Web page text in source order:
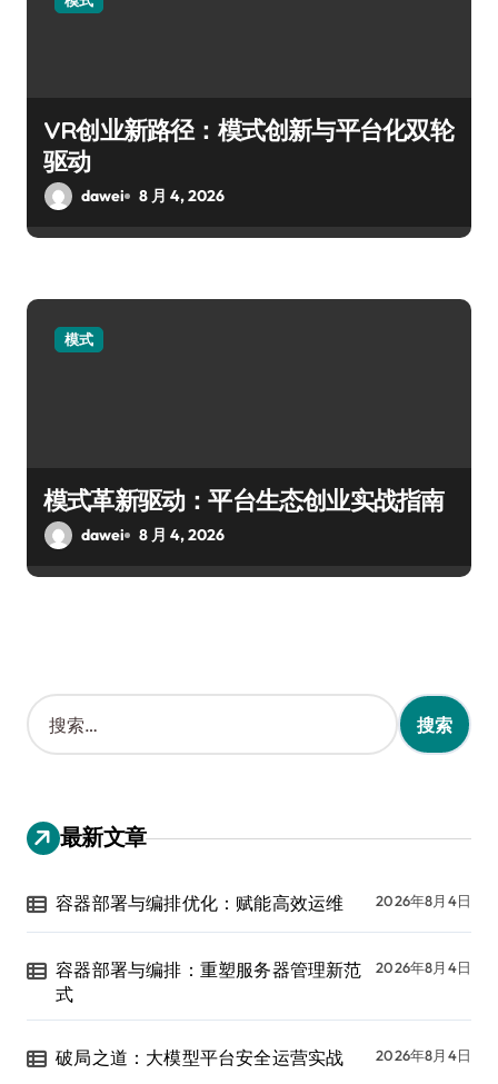
VR创业新路径：模式创新与平台化双轮
驱动
dawei 8 月 4, 2026
模式
模式革新驱动：平台生态创业实战指南
dawei 8 月 4, 2026
搜
索
：
最新文章
容器部署与编排优化：赋能高效运维 2026年8月4日
容器部署与编排：重塑服务器管理新范
式
2026年8月4日
破局之道：大模型平台安全运营实战 2026年8月4日